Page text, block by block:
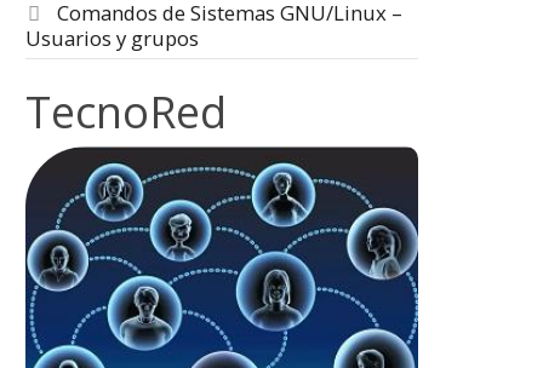
Comandos de Sistemas GNU/Linux –
Usuarios y grupos
TecnoRed